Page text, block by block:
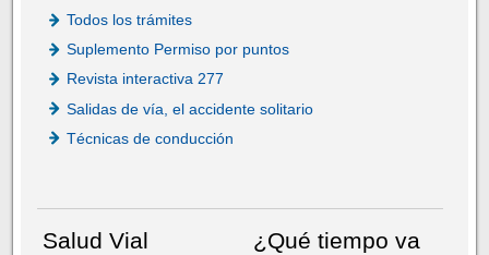
Todos los trámites
Suplemento Permiso por puntos
Revista interactiva 277
Salidas de vía, el accidente solitario
Técnicas de conducción
Salud Vial
¿Qué tiempo va